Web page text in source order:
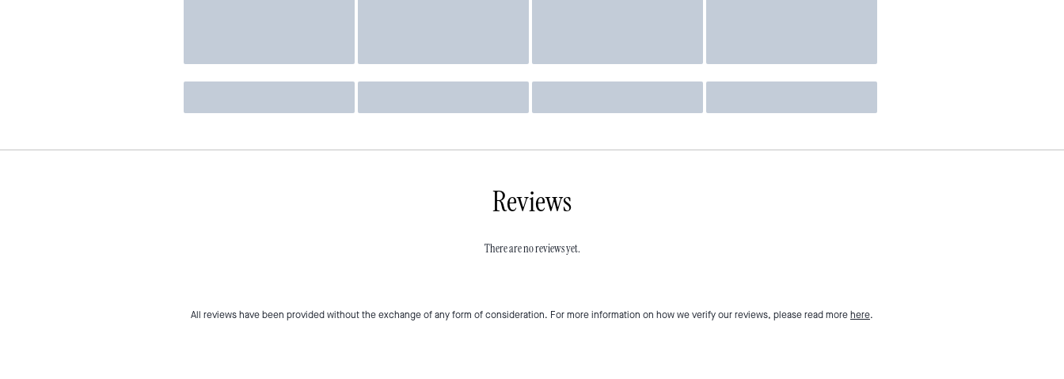
Reviews
There are no reviews yet.
All reviews have been provided without the exchange of any form of consideration. For more information on how we verify our reviews, please read morehere.